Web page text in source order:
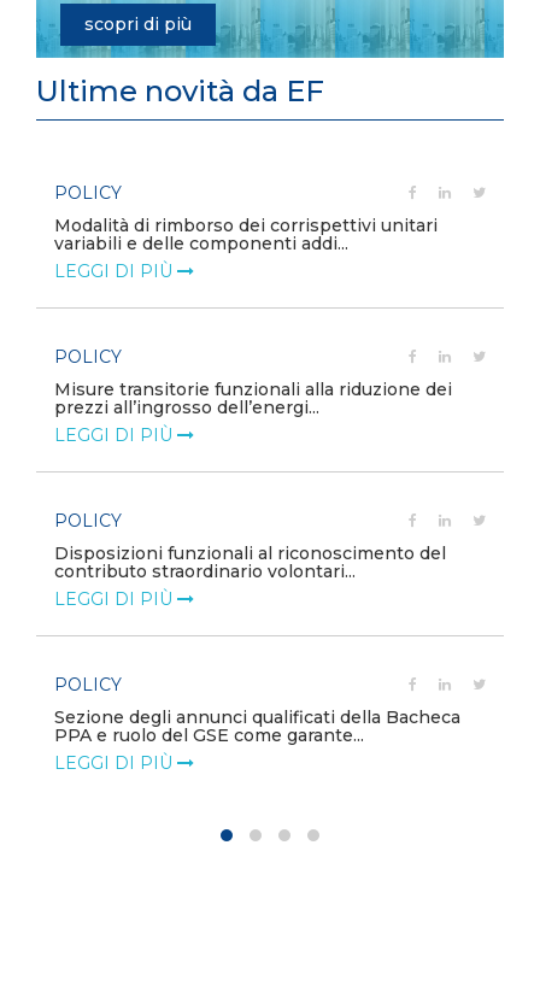
scopri di più
Ultime novità da EF
POLICY
Aggiornamento Allegato A.18 e Capitolo 1A del
Codice di Rete
LEGGI DI PIÙ
POLICY
Criticità del meccanismo di approvvigionamento
della FCR – Allegato A.83 del Cod...
LEGGI DI PIÙ
POLICY
Costi di adeguamento per l’installazione
dell’UPDM sugli impianti di produzione ...
LEGGI DI PIÙ
POLICY
Contributo EF tavolo MASE FER 2 offshore
LEGGI DI PIÙ